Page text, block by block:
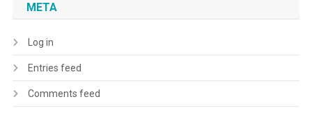
META
Log in
Entries feed
Comments feed